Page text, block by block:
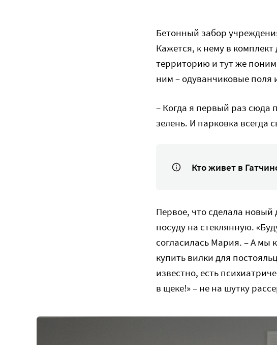
Бетонный забор
Кажется, к нему в
территорию и тут же
ним – одуванчиковые поля
– Когда я первый раз сюда
зелень. И парковка всегда
Кто живет в
Первое, что сделала
посуду на стеклянную.
согласилась Мария. – А
купить вилки для
известно, есть
в щеке!» – не на шутку